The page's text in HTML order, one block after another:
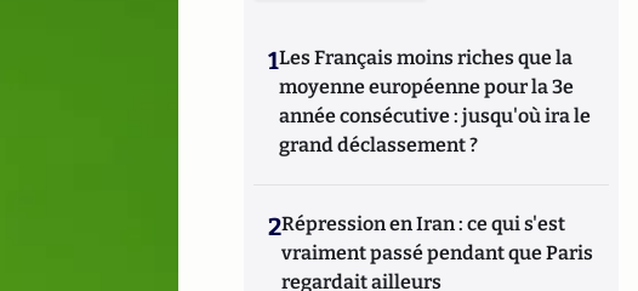
1Les Français moins riches que la
moyenne européenne pour la 3e
année consécutive : jusqu'où ira le
grand déclassement ?
2Répression en Iran : ce qui s'est
vraiment passé pendant que Paris
regardait ailleurs